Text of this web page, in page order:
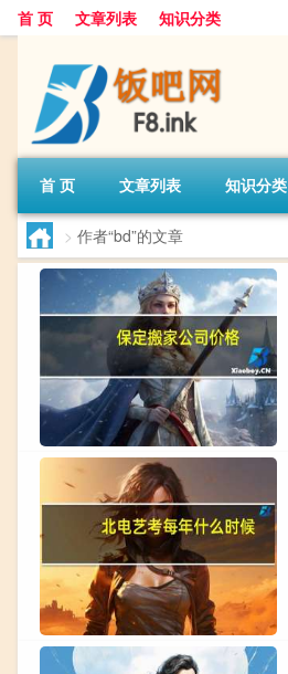
首 页 文章列表 知识分类
首 页 文章列表 知识分类
> 作者“bd”的文章